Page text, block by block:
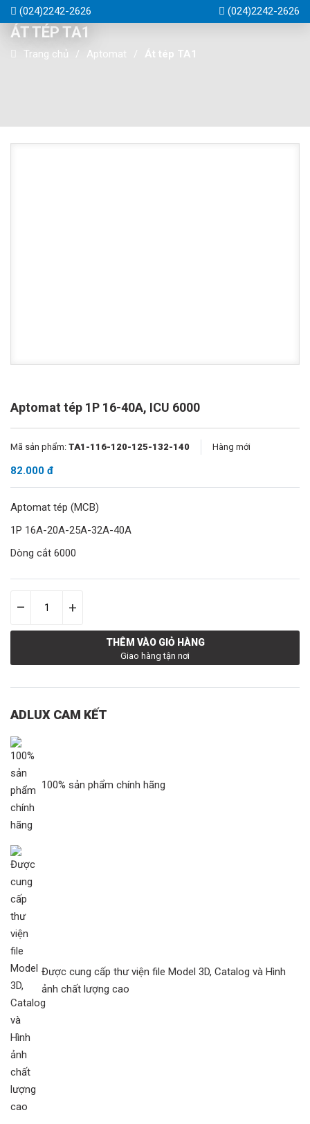
(024)2242-2626 (024)2242-2626
ÁT TÉP TA1
Trang chủ Aptomat Át tép TA1
Aptomat tép 1P 16-40A, ICU 6000
Mã sản phẩm: TA1-116-120-125-132-140 Hàng mới
82.000 đ
Aptomat tép (MCB)
1P 16A-20A-25A-32A-40A
Dòng cắt 6000
– +
THÊM VÀO GIỎ HÀNG
Giao hàng tận nơi
ADLUX CAM KẾT
100% sản phẩm chính hãng
Được cung cấp thư viện file Model 3D, Catalog và Hình
ảnh chất lượng cao